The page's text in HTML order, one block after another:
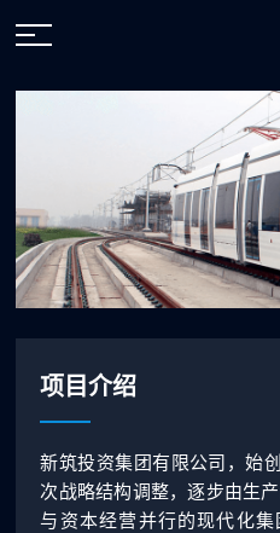
项目介绍
新筑投资集团有限公司，始
次战略结构调整，逐步由生
与资本经营并行的现代化